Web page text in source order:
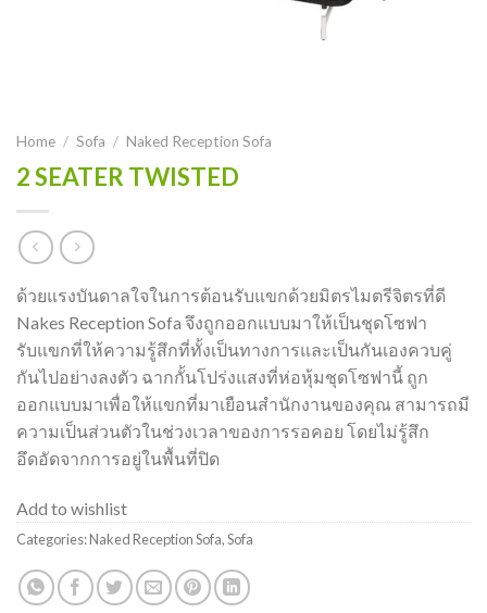
Home / Sofa / Naked Reception Sofa
2 SEATER TWISTED
ด้วยแรงบันดาลใจในการต้อนรับแขกด้วยมิตรไมตรีจิตรที่ดี
Nakes Reception Sofa จึงถูกออกแบบมาให้เป็นชุดโซฟา
รับแขกที่ให้ความรู้สึกที่ทั้งเป็นทางการและเป็นกันเองควบคู่
กันไปอย่างลงตัว ฉากกั้นโปร่งแสงที่ห่อหุ้มชุดโซฟานี้ ถูก
ออกแบบมาเพื่อให้แขกที่มาเยือนสำนักงานของคุณ สามารถมี
ความเป็นส่วนตัวในช่วงเวลาของการรอคอย โดยไม่รู้สึก
อึดอัดจากการอยู่ในพื้นที่ปิด
Add to wishlist
Categories:Naked Reception Sofa,Sofa